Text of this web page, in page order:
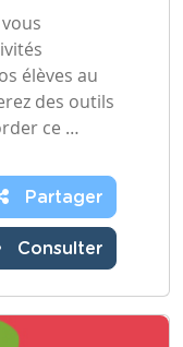
élèves au
des outils
ce …
Partager
Consulter